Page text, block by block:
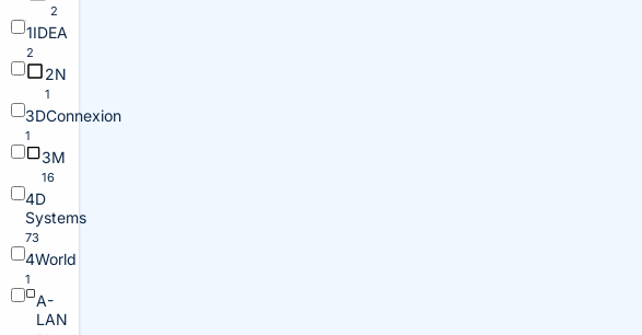
2
1IDEA
2
2N
1
3DConnexion
1
3M
16
4D
Systems
73
4World
1
A-
LAN